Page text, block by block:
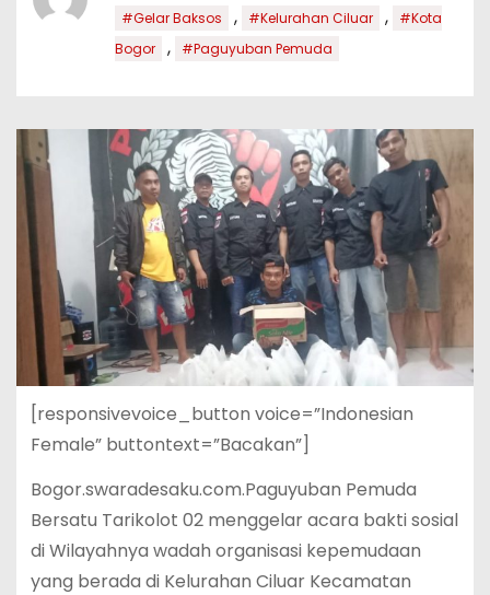
#Gelar Baksos , #Kelurahan Ciluar ,
#Kota
Bogor
, #Paguyuban Pemuda
[responsivevoice_button voice=”Indonesian
Female” buttontext=”Bacakan”]
Bogor.swaradesaku.com.Paguyuban Pemuda
Bersatu Tarikolot 02 menggelar acara bakti sosial
di Wilayahnya wadah organisasi kepemudaan
yang berada di Kelurahan Ciluar Kecamatan